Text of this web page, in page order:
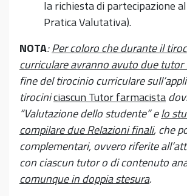
la richiesta di partecipazione
Pratica Valutativa).
NOTA:Per coloro che durante il
curriculare avranno avuto due
fine del tirocinio curriculare
tirociniciascun Tutor farmacista
“Valutazione dello studente” elo
compilare due Relazioni finali, che
complementari, ovvero riferite
con ciascun tutor o di contenuto
comunque in doppia stesura.